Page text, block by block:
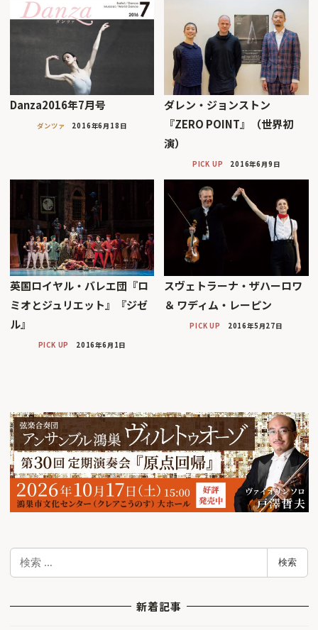
Danza2016年7月号
ダンツァ 2016年6月18日
ダレン・ジョンストン
『ZERO POINT』（世界初
演）
PICK UP 2016年6月9日
英国ロイヤル・バレエ団『ロ
ミオとジュリエット』『ジゼ
ル』
PICK UP 2016年6月1日
スヴェトラーナ・ザハーロワ
＆ ワディム・レーピン
PICK UP 2016年5月27日
検
検索
新着記事